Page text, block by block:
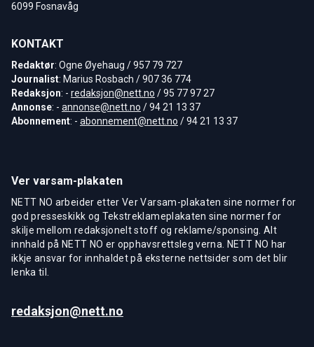
6099 Fosnavåg
KONTAKT
Redaktør: Ogne Øyehaug / 957 79 727
Journalist: Marius Rosbach / 907 36 774
Redaksjon: - redaksjon@nett.no / 95 77 97 27
Annonse: - annonse@nett.no / 94 21 13 37
Abonnement: - abonnement@nett.no / 94 21 13 37
Ver varsam-plakaten
NETT NO arbeider etter Ver Varsam-plakaten sine normer for
god presseskikk og Tekstreklameplakaten sine normer for
skilje mellom redaksjonelt stoff og reklame/sponsing. Alt
innhald på NETT NO er opphavsrettsleg verna. NETT NO har
ikkje ansvar for innhaldet på eksterne nettsider som det blir
lenka til.
redaksjon@nett.no